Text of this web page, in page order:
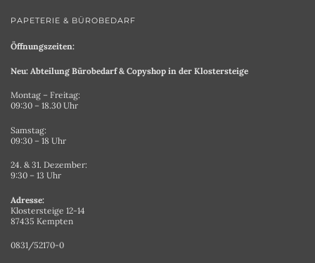
PAPETERIE & BÜROBEDARF
Öffnungszeiten:
Neu: Abteilung Bürobedarf & Copyshop in der Klostersteige
Montag – Freitag:
09:30 – 18.30 Uhr
Samstag:
09:30 – 18 Uhr
24. & 31. Dezember:
9:30 – 13 Uhr
Adresse:
Klostersteige 12-14
87435 Kempten
0831/52170-0